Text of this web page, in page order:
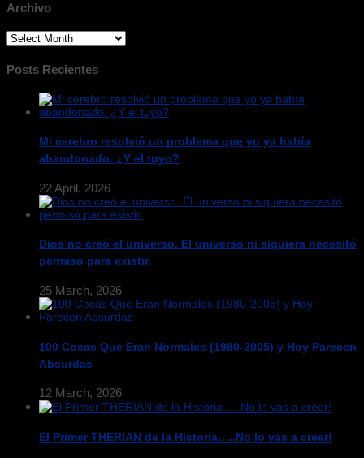
Archivo
Archivo
Posts Recientes
Mi cerebro resolvió un problema que yo ya había
abandonado. ¿Y el tuyo?
22 April, 2026
Dios no creó el universo. El universo ni siquiera necesitó
permiso para existir.
25 March, 2026
100 Cosas Que Eran Normales (1980-2005) y Hoy Parecen
Absurdas
12 March, 2026
El Primer THERIAN de la Historia…..No lo vas a creer!